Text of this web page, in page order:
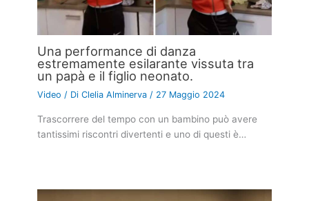
Una performance di danza
estremamente esilarante vissuta tra
un papà e il figlio neonato.
Video / DiClelia Alminerva / 27 Maggio 2024
Trascorrere del tempo con un bambino può avere
tantissimi riscontri divertenti e uno di questi è…